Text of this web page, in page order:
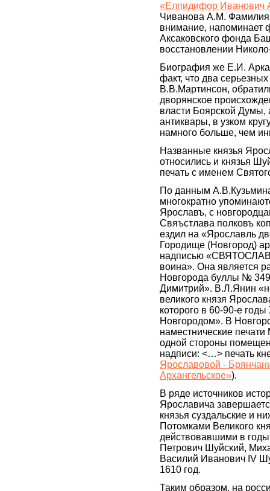
«Елпидифор Иванович
Чиванова А.М. Фамилия
внимание, напоминает
Аксаковского фонда
восстановлении
Биография же Е.И.
факт, что два
В.В.Мартинсон,
дворянское
власти Боярской Думы,
антиквары, в узком
намного больше, чем
Названные князья
относились и князья
печать с именем
По данным
многократно
Ярославъ, с
Свяъстлава полковъ
ездил на «Ярославль
Городище (Новгород)
надписью
воина». Она является
Новгорода буллы №
Димитрий». В.Л.Янин
великого князя
которого в 60-90-е
Новгородом». В
наместнические
одной стороны
надписи: <…> печать
Ярославовой -
Архангельское»).
В ряде источников
Ярославича
князья суздальские и
Потомками Великого
действовавшими в
Петрович Шуйский,
Василий Иванович IV
1610 год.
Таким образом, на